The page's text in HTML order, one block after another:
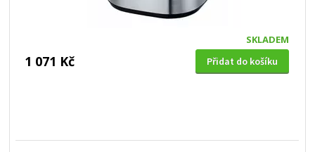
SKLADEM
1 071 Kč Přidat do košíku